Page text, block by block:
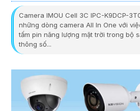
Camera IMOU Cell 3C IPC-K9DCP-
những dòng camera All In One với
tấm pin năng lượng mặt trời trong bộ
thông số...